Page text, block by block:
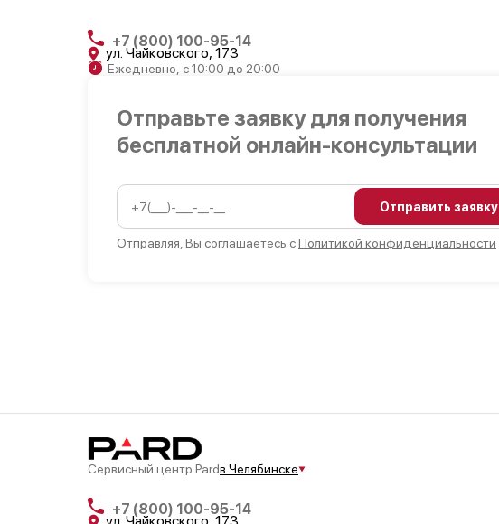
+7 (800) 100-95-14
ул. Чайковского, 173
Ежедневно, с 10:00 до 20:00
Отправьте заявку для получения
бесплатной онлайн-консультации
Отправить заявку
Отправляя, Вы соглашаетесь сПолитикой конфиденциальности
Сервисный центр Pardв Челябинске
+7 (800) 100-95-14